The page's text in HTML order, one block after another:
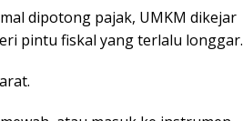
dipotong pajak, UMKM dikejar
pintu fiskal yang terlalu longgar.